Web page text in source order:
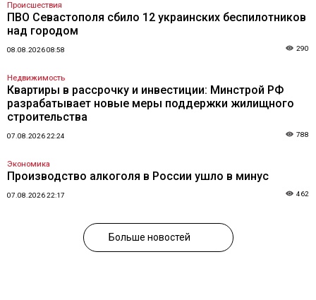
Происшествия
ПВО Севастополя сбило 12 украинских беспилотников
над городом
08.08.2026 08:58 290
Недвижимость
Квартиры в рассрочку и инвестиции: Минстрой РФ
разрабатывает новые меры поддержки жилищного
строительства
07.08.2026 22:24 788
Экономика
Производство алкоголя в России ушло в минус
07.08.2026 22:17 462
Больше новостей